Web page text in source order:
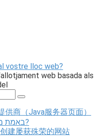
vostre lloc web?
web basada als
商（Java服务器页面）
האם VPN באמת מגן על פרטיותך?
建屡获殊荣的网站